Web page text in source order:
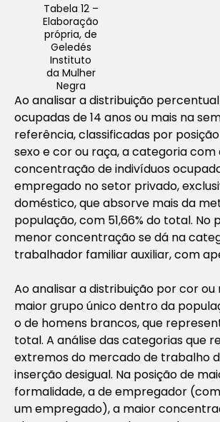
Tabela 12 –
Elaboração
própria, de
Geledés
Instituto
da Mulher
Negra
Ao analisar a distribuição
ocupadas de 14 anos ou mais na
referência, classificadas por
sexo e cor ou raça, a categoria com
concentração de indivíduos
empregado no setor privado,
doméstico, que absorve mais da
população, com 51,66% do total. No
menor concentração se dá na
trabalhador familiar auxiliar, com
Ao analisar a distribuição por cor ou
maior grupo único dentro da
o de homens brancos, que
total. A análise das categorias que
extremos do mercado de trabalho
inserção desigual. Na posição de
formalidade, a de empregador
um empregado), a maior